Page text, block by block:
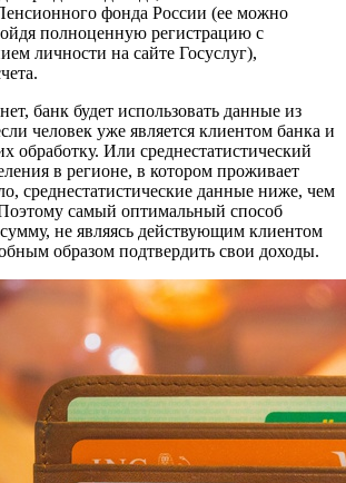
фонда России (ее можно
полноценную регистрацию с
личности на сайте Госуслуг),
банк будет использовать данные из
человек уже является клиентом банка и
обработку. Или среднестатистический
в регионе, в котором проживает
среднестатистические данные ниже, чем
самый оптимальный способ
не являясь действующим клиентом
образом подтвердить свои доходы.